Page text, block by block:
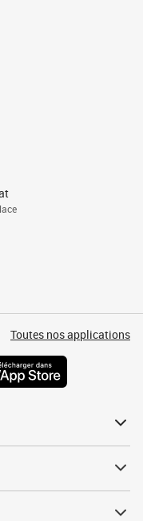
Toutes nos applications